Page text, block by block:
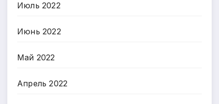
Июль 2022
Июнь 2022
Май 2022
Апрель 2022